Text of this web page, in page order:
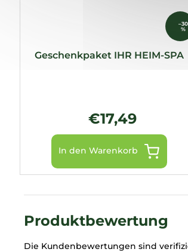
–30
%
Geschenkpaket IHR HEIM-SPA
€17,49
In den Warenkorb
Produktbewertung
Die Kundenbewertungen sind